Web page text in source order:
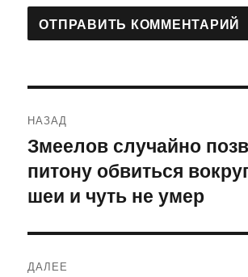
по
записям
НАЗАД
Предыдущая
запись:
Змеелов случайно
питону обвиться
шеи и чуть не умер
ДАЛЕЕ